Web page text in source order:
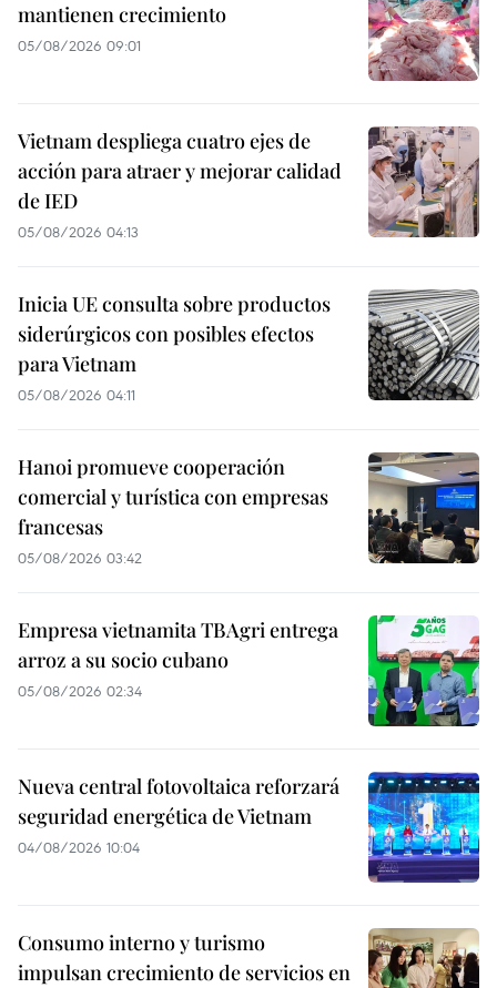
mantienen crecimiento
05/08/2026 09:01
Vietnam despliega cuatro ejes de
acción para atraer y mejorar calidad
de IED
05/08/2026 04:13
Inicia UE consulta sobre productos
siderúrgicos con posibles efectos
para Vietnam
05/08/2026 04:11
Hanoi promueve cooperación
comercial y turística con empresas
francesas
05/08/2026 03:42
Empresa vietnamita TBAgri entrega
arroz a su socio cubano
05/08/2026 02:34
Nueva central fotovoltaica reforzará
seguridad energética de Vietnam
04/08/2026 10:04
Consumo interno y turismo
impulsan crecimiento de servicios en